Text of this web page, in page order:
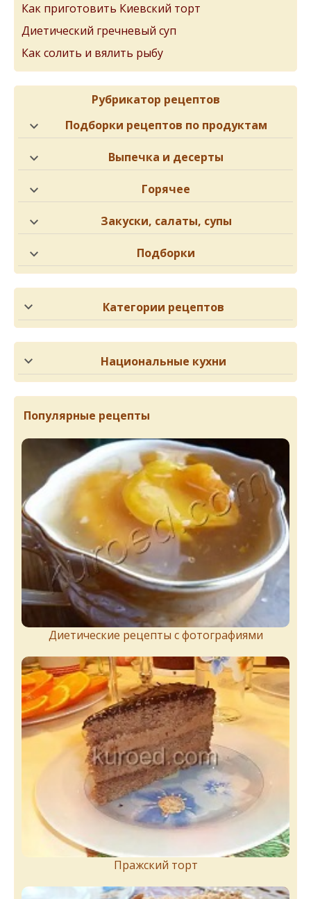
Как приготовить Киевский торт
Диетический гречневый суп
Как солить и вялить рыбу
Рубрикатор рецептов
Подборки рецептов по продуктам
Выпечка и десерты
Горячее
Закуски, салаты, супы
Подборки
Категории рецептов
Национальные кухни
Популярные рецепты
Диетические рецепты с фотографиями
Пражский торт